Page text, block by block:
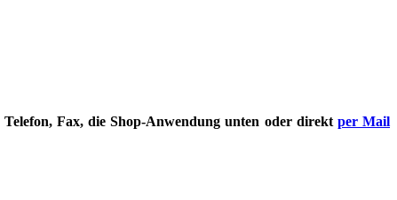
Fax, die Shop-Anwendung unten oder direkt per Mail